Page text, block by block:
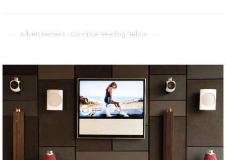
Advertisement - Continue Reading Below